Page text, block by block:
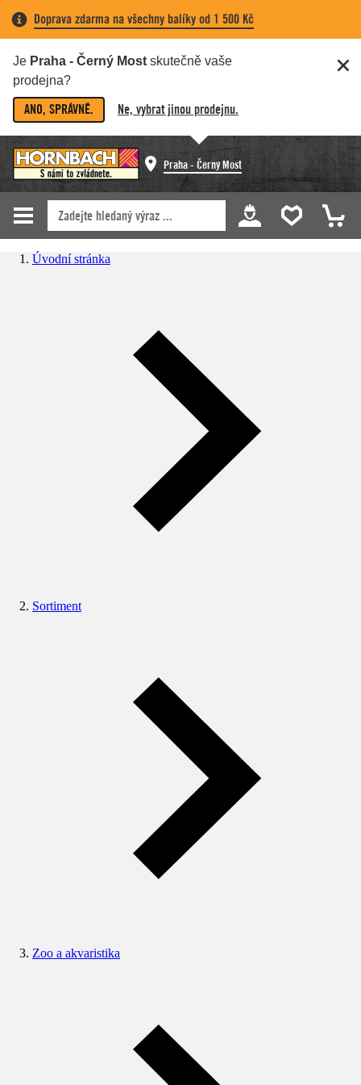
Doprava zdarma na všechny balíky od 1 500 Kč
Je Praha - Černý Most skutečně vaše
prodejna?
ANO, SPRÁVNĚ. Ne, vybrat jinou prodejnu.
Praha - Černý Most
Úvodní stránka
Sortiment
Zoo a akvaristika